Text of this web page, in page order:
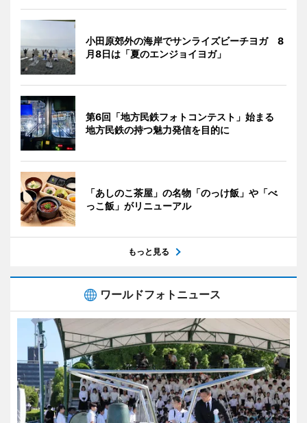
小田原郊外の海岸でサンライズビーチヨガ 8
月8日は「夏のエンジョイヨガ」
第6回「地方民鉄フォトコンテスト」始まる
地方民鉄の持つ魅力発信を目的に
「あしのこ茶屋」の名物「のっけ飯」や「べ
っこ飯」がリニューアル
もっと見る
ワールドフォトニュース